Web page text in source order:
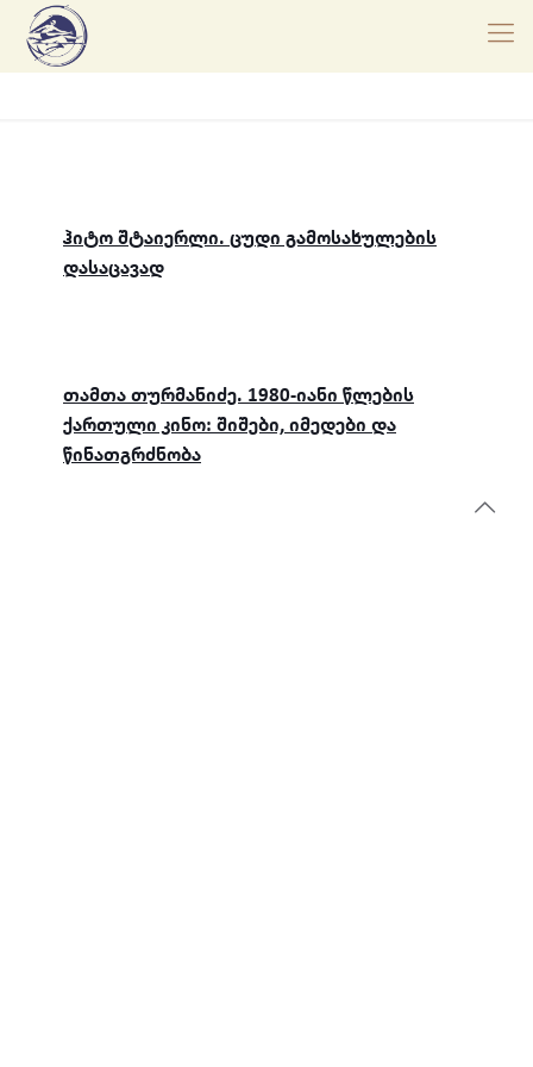
ჰიტო შტაიერლი. ცუდი გამოსახულების
დასაცავად
თამთა თურმანიძე. 1980-იანი წლების
ქართული კინო: შიშები, იმედები და
წინათგრძნობა